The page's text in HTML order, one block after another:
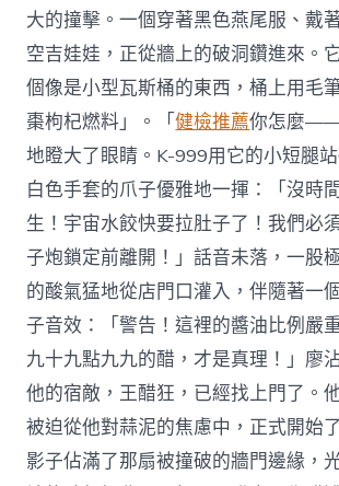
大的撞擊。一個穿著黑色燕尾服、戴
空吉娃娃，正從牆上的破洞鑽進來。
個像是小型瓦斯桶的東西，桶上用毛
棗枸杞燃料」。「健檢推薦你怎麼——
地瞪大了眼睛。K-999用它的小短腿
白色手套的爪子優雅地一揮：「沒時
生！宇宙水餃快要拉肚子了！我們必
子炮鎖定前離開！」話音未落，一股
的酸氣猛地從店門口灌入，伴隨著一
子音效：「警告！這裡的醬油比例嚴
九十九點九九的醋，才是真理！」廖
他的宿敵，王醋狂，已經找上門了。
被迫從他對蒜泥的焦慮中，正式開始
影子佔滿了那扇被撞破的牆門邊緣，